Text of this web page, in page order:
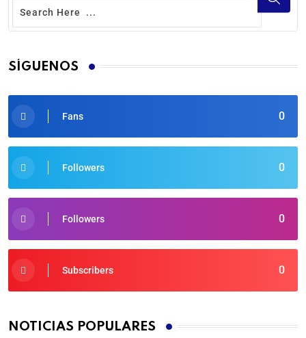
SÍGUENOS
0
Fans
0
Followers
0
Followers
0
Subscribers
NOTICIAS POPULARES